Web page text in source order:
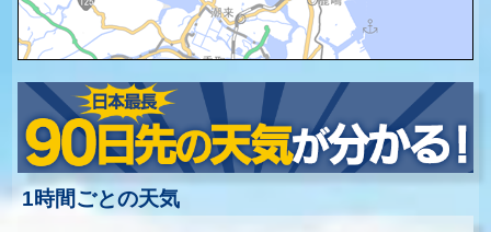
1時間ごとの天気